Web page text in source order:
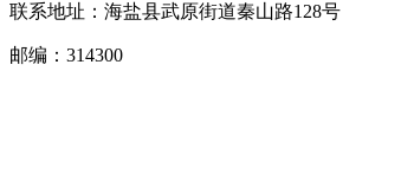
联系地址：海盐县武原街道秦山路128号
邮编：314300